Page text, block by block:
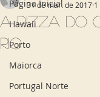
Página Inicial
Hawaii
Porto
Maiorca
Portugal Norte
A pizza do
Rio
31 de mar. de 2017